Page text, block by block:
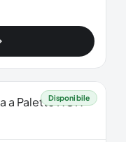
Disponibile